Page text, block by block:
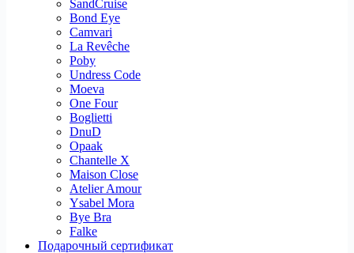
SandCruise
Bond Eye
Camvari
La Revêche
Poby
Undress Code
Moeva
One Four
Boglietti
DnuD
Opaak
Chantelle X
Maison Close
Atelier Amour
Ysabel Mora
Bye Bra
Falke
Подарочный сертификат